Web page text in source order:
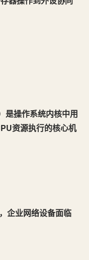
操作系统内核中用
资源执行的核心机
企业网络设备面临